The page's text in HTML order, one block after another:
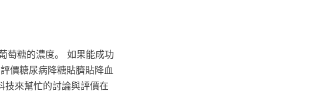
萄糖的濃度。 如果能成功
價糖尿病降糖貼臍貼降血
來幫忙的討論與評價在